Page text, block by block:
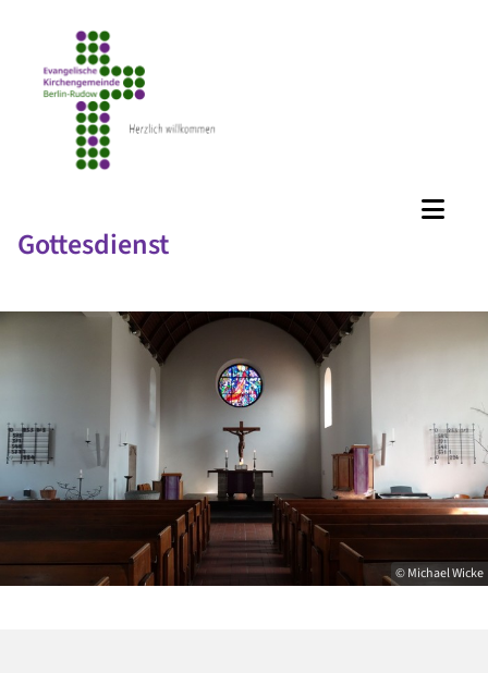
Gottesdienst
© Michael Wicke